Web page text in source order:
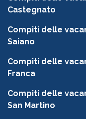
Castegnato
Compiti delle
Saiano
Compiti delle
Franca
Compiti delle
San Martino